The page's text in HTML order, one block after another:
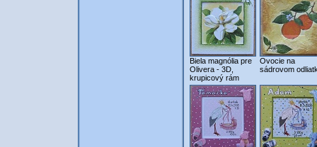
Biela magnólia pre
Olivera - 3D,
krupicový rám
Ovocie na
sádrovom